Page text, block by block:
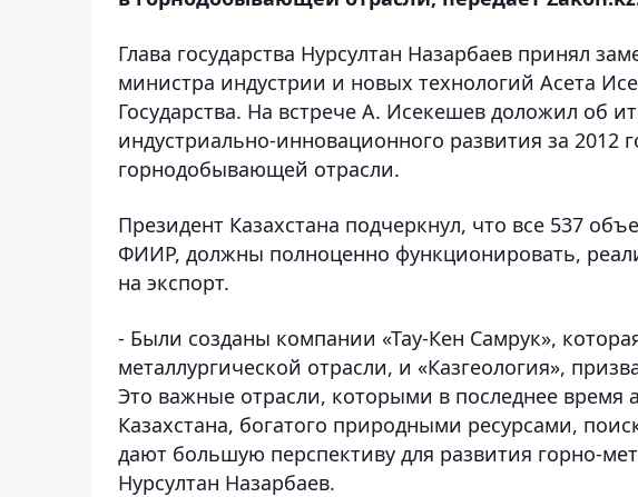
Глава государства Нурсултан Назарбаев принял
министра индустрии и новых технологий Асета
Государства. На встрече А. Исекешев доложил об
индустриально-инновационного развития за 2012
горнодобывающей отрасли.
Президент Казахстана подчеркнул, что все 537
ФИИР, должны полноценно функционировать,
на экспорт.
- Были созданы компании «Тау-Кен Самрук»,
металлургической отрасли, и «Казгеология»,
Это важные отрасли, которыми в последнее время
Казахстана, богатого природными ресурсами,
дают большую перспективу для развития горно-
Нурсултан Назарбаев.